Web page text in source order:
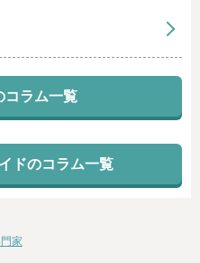
コラム一覧
ドのコラム一覧
家